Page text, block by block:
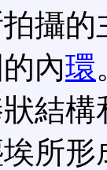
拍攝
內環
結
所